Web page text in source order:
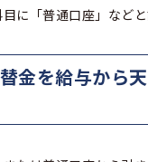
に「普通口座」などと
金を給与から